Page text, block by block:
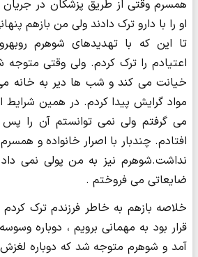
همسرم وقتی از طریق پزشکان در جریان
او را با دارو ترک دادند ولی من بازهم
اعتیادم را ترک کردم. ولی وقتی
خیانت می کند و شب ها دیر به خانه
مواد گرایش پیدا کردم. در همین
می گرفتم ولی نمی توانستم آن را
افتادم. چندبار با اصرار خانواده و
نداشت.شوهرم نیز به من پولی نمی
ضایعاتی می فروختم .
خلاصه بازهم به خاطر فرزندم ترک
قرار بود به مهمانی برویم ، دوباره
آمد و شوهرم متوجه شد که دوباره لغزش